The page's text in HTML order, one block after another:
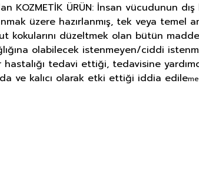
KOZMETİK ÜRÜN: İnsan vücudunun
üzere hazırlanmış, tek veya temel
düzeltmek olan bütün madde
olabilecek istenmeyen/ciddi
tedavi ettiği, tedavisine
ve kalıcı olarak etki ettiği iddia edile